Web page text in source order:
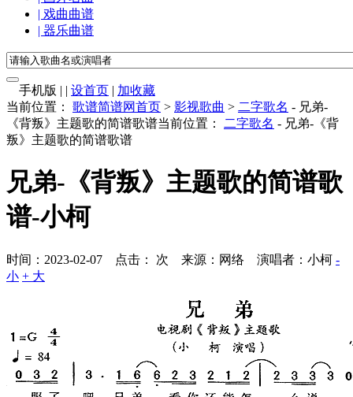
| 戏曲曲谱
| 器乐曲谱
手机版 | | 设首页 | 加收藏
当前位置： 歌谱简谱网首页 > 影视歌曲 > 二字歌名 - 兄弟-
《背叛》主题歌的简谱歌谱当前位置： 二字歌名 - 兄弟-《背
叛》主题歌的简谱歌谱
兄弟-《背叛》主题歌的简谱歌
谱-小柯
时间：2023-02-07 点击： 次 来源：网络 演唱者：小柯 -
小 + 大